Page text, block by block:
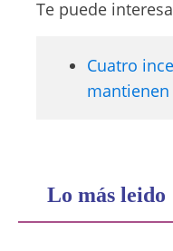
Te puede
Cuatro
Lo más leido